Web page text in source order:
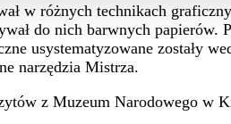
w różnych technikach
do nich barwnych papierów.
usystematyzowane zostały
narzędzia Mistrza.
z Muzeum Narodowego